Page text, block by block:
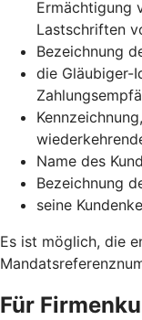
Ermächtigung
Lastschriften
Bezeichnung
die Gläubiger-
Name des
Bezeichnung
seine
Es ist möglich, die
Für